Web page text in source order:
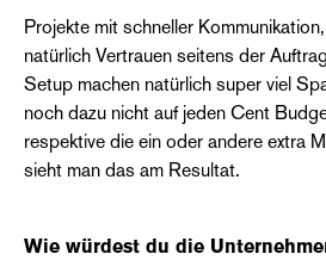
Projekte mit schneller
natürlich Vertrauen seitens der
Setup machen natürlich super viel
noch dazu nicht auf jeden Cent
respektive die ein oder andere extra
sieht man das am Resultat.
Wie würdest du die